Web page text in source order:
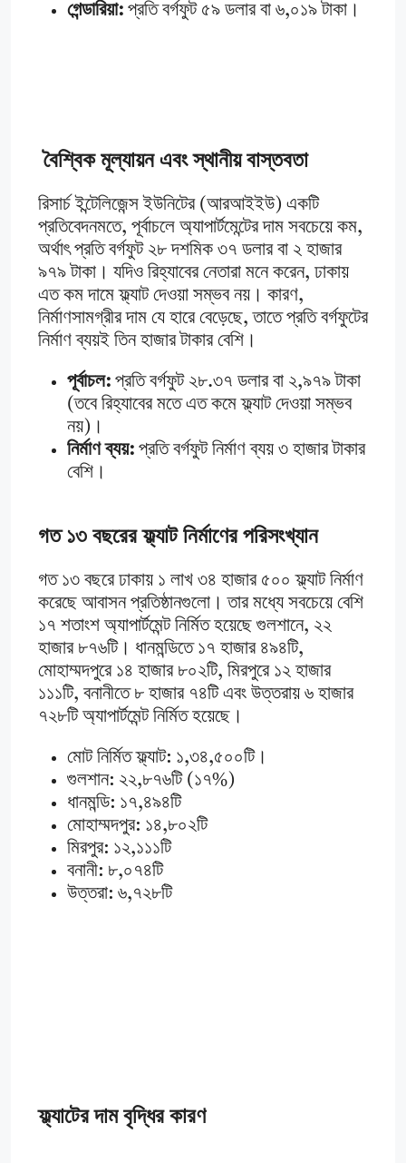
গেন্ডারিয়া: প্রতি বর্গফুট ৫৯ ডলার বা ৬,০১৯ টাকা।
বৈশ্বিক মূল্যায়ন এবং স্থানীয় বাস্তবতা
রিসার্চ ইন্টেলিজেন্স ইউনিটের (আরআইইউ) একটি
প্রতিবেদনমতে, পূর্বাচলে অ্যাপার্টমেন্টের দাম সবচেয়ে কম,
অর্থাৎ প্রতি বর্গফুট ২৮ দশমিক ৩৭ ডলার বা ২ হাজার
৯৭৯ টাকা। যদিও রিহ্যাবের নেতারা মনে করেন, ঢাকায়
এত কম দামে ফ্ল্যাট দেওয়া সম্ভব নয়। কারণ,
নির্মাণসামগ্রীর দাম যে হারে বেড়েছে, তাতে প্রতি বর্গফুটের
নির্মাণ ব্যয়ই তিন হাজার টাকার বেশি।
পূর্বাচল: প্রতি বর্গফুট ২৮.৩৭ ডলার বা ২,৯৭৯ টাকা
(তবে রিহ্যাবের মতে এত কমে ফ্ল্যাট দেওয়া সম্ভব
নয়)।
নির্মাণ ব্যয়: প্রতি বর্গফুট নির্মাণ ব্যয় ৩ হাজার টাকার
বেশি।
গত ১৩ বছরের ফ্ল্যাট নির্মাণের পরিসংখ্যান
গত ১৩ বছরে ঢাকায় ১ লাখ ৩৪ হাজার ৫০০ ফ্ল্যাট নির্মাণ
করেছে আবাসন প্রতিষ্ঠানগুলো। তার মধ্যে সবচেয়ে বেশি
১৭ শতাংশ অ্যাপার্টমেন্ট নির্মিত হয়েছে গুলশানে, ২২
হাজার ৮৭৬টি। ধানমন্ডিতে ১৭ হাজার ৪৯৪টি,
মোহাম্মদপুরে ১৪ হাজার ৮০২টি, মিরপুরে ১২ হাজার
১১১টি, বনানীতে ৮ হাজার ৭৪টি এবং উত্তরায় ৬ হাজার
৭২৮টি অ্যাপার্টমেন্ট নির্মিত হয়েছে।
মোট নির্মিত ফ্ল্যাট: ১,৩৪,৫০০টি।
গুলশান: ২২,৮৭৬টি (১৭%)
ধানমন্ডি: ১৭,৪৯৪টি
মোহাম্মদপুর: ১৪,৮০২টি
মিরপুর: ১২,১১১টি
বনানী: ৮,০৭৪টি
উত্তরা: ৬,৭২৮টি
ফ্ল্যাটের দাম বৃদ্ধির কারণ